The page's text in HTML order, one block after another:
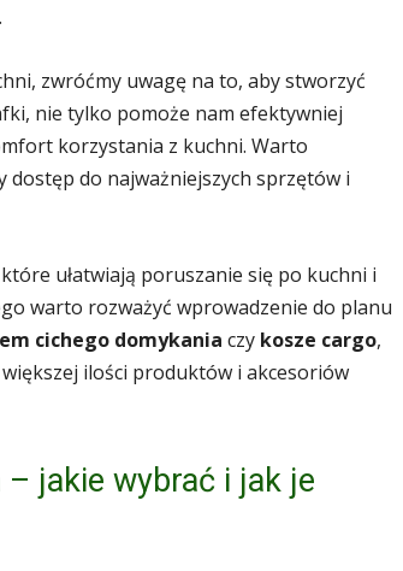
zwróćmy uwagę na to, aby stworzyć
nie tylko pomoże nam efektywniej
korzystania z kuchni. Warto
dostęp do najważniejszych sprzętów i
ułatwiają poruszanie się po kuchni i
warto rozważyć wprowadzenie do planu
cichego domykania czy kosze cargo,
ilości produktów i akcesoriów
jakie wybrać i jak je